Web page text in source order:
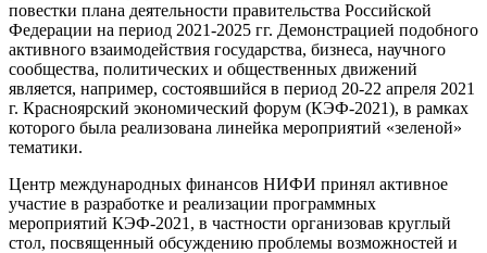
повестки плана деятельности правительства Российской
Федерации на период 2021-2025 гг. Демонстрацией подобного
активного взаимодействия государства, бизнеса, научного
сообщества, политических и общественных движений
является, например, состоявшийся в период 20-22 апреля 2021
г. Красноярский экономический форум (КЭФ-2021), в рамках
которого была реализована линейка мероприятий «зеленой»
тематики.
Центр международных финансов НИФИ принял активное
участие в разработке и реализации программных
мероприятий КЭФ-2021, в частности организовав круглый
стол, посвященный обсуждению проблемы возможностей и